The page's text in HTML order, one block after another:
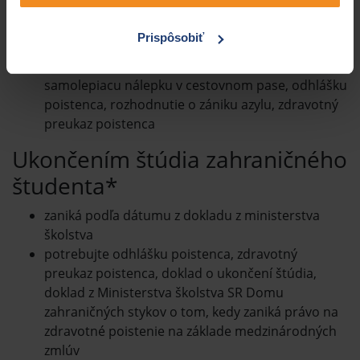
Prispôsobiť
Zánikom udelenia azylu
zaniká dňom vzniku tejto skutočnosti
samolepiacu nálepku v cestovnom pase, odhlášku
poistenca, rozhodnutie o zániku azylu, zdravotný
preukaz poistenca
Ukončením štúdia zahraničného
študenta*
zaniká podľa dátumu z dokladu z ministerstva
školstva
potrebujte odhlášku poistenca, zdravotný
preukaz poistenca, doklad o ukončení štúdia,
doklad z Ministerstva školstva SR Domu
zahraničných stykov o tom, kedy zaniká právo na
zdravotné poistenie na základe medzinárodných
zmlúv